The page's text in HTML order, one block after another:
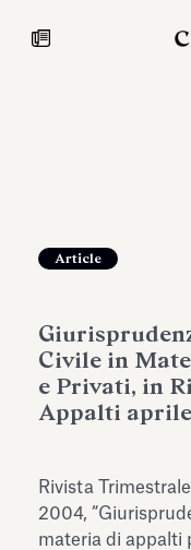
ampliando gli
Torlonia
Leggi
Article
Civile in
e Privati, in
Appalti
Rivista
2004,
materia di appalti